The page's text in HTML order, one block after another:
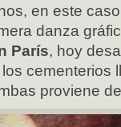
en este
danza
París, hoy
cementerios
proviene